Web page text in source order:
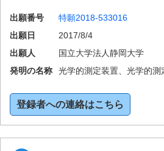
出願番号 特願2018-533016
出願日
2017/8/4
出願人
国立大学法人静岡大学
発明の名称
光学的測定装置、光学的
登録者への連絡はこちら